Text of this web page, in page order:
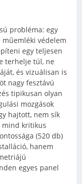
probléma: egy
védelem
egy teljesen
terhelje túl, ne
és vizuálisan is
nagy fesztávú
tipikusan olyan
mozgások
hajtott, nem sík
mind kritikus
(520 db)
hanem
egyes panel